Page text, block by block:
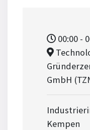
00:00 -
GmbH
Kempen